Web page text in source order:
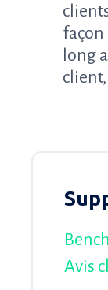
façon
long
client,
Avis